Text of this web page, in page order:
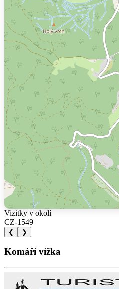
Vizitky v okolí
CZ-1549
❮ ❯
Komáří vížka